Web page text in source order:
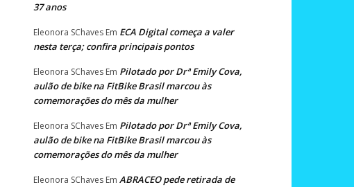
37 anos
Eleonora SChaves Em ECA Digital começa a valer
nesta terça; confira principais pontos
Eleonora SChaves Em Pilotado por Drª Emily Cova,
aulão de bike na FitBike Brasil marcou às
comemorações do mês da mulher
Eleonora SChaves Em Pilotado por Drª Emily Cova,
aulão de bike na FitBike Brasil marcou às
comemorações do mês da mulher
Eleonora SChaves Em ABRACEO pede retirada de